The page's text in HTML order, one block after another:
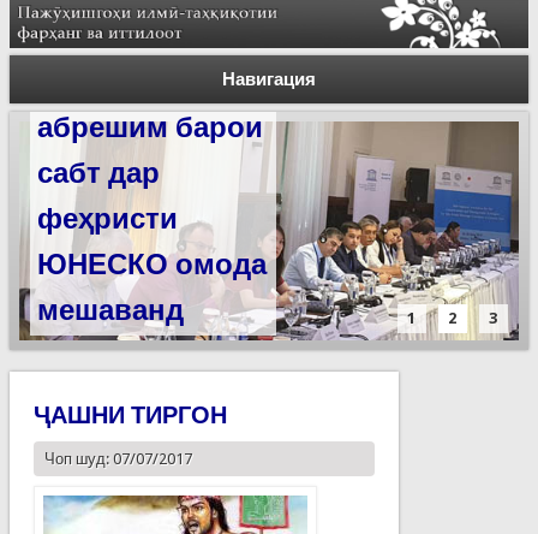
Навигация
Силсилаи
ёдгориҳои роҳи
абрешим барои
сабт дар
феҳристи
ЮНЕСКО омода
мешаванд
1 2 3
ҶАШНИ ТИРГОН
Чоп шуд: 07/07/2017